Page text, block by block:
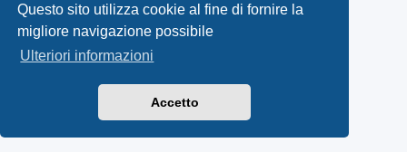
Questo sito utilizza cookie al fine di fornire la
migliore navigazione possibile
Ulteriori informazioni
Accetto